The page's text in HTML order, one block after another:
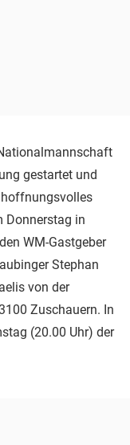
gestartet und
Donnerstag in
WM-Gastgeber
Stephan
von der
Zuschauern. In
(20.00 Uhr) der